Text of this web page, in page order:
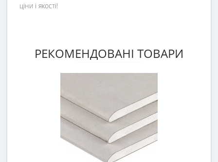
ціни і якості!
РЕКОМЕНДОВАНІ ТОВАРИ